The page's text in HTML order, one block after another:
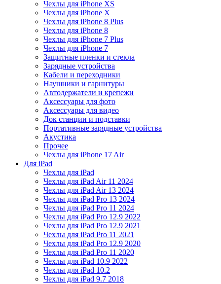
Чехлы для iPhone XS
Чехлы для iPhone X
Чехлы для iPhone 8 Plus
Чехлы для iPhone 8
Чехлы для iPhone 7 Plus
Чехлы для iPhone 7
Защитные пленки и стекла
Зарядные устройства
Кабели и переходники
Наушники и гарнитуры
Автодержатели и крепежи
Аксессуары для фото
Аксессуары для видео
Док станции и подставки
Портативные зарядные устройства
Акустика
Прочее
Чехлы для iPhone 17 Air
Для iPad
Чехлы для iPad
Чехлы для iPad Air 11 2024
Чехлы для iPad Air 13 2024
Чехлы для iPad Pro 13 2024
Чехлы для iPad Pro 11 2024
Чехлы для iPad Pro 12.9 2022
Чехлы для iPad Pro 12.9 2021
Чехлы для iPad Pro 11 2021
Чехлы для iPad Pro 12.9 2020
Чехлы для iPad Pro 11 2020
Чехлы для iPad 10.9 2022
Чехлы для iPad 10.2
Чехлы для iPad 9.7 2018